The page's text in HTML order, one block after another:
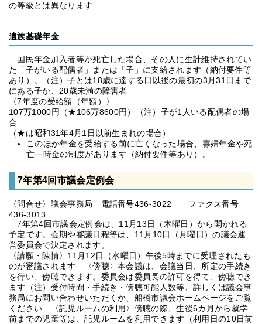
の等級とは異なります
遺族基礎年金
国民年金加入者等が死亡した場合、その人に生計維持されてい
た「子がいる配偶者」または「子」に支給されます（納付要件等
あり）。（注）子とは18歳に達する日以後の最初の3月31日まで
にある子か、20歳未満の障害者
〈7年度の受給額（年額）〉
107万1000円（★106万8600円）（注）子が1人いる配偶者の場
合
（★は昭和31年4月1日以前生まれの場合）
このほか年金を受給する前に亡くなった場合、寡婦年金や死
亡一時金の制度があります（納付要件等あり）。
7年第4回市議会定例会
〈問合せ〉議会事務局 電話番号436-3022 ファクス番号
436-3013
7年第4回市議会定例会は、11月13日（木曜日）から開かれる
予定です。会期や審議日程等は、11月10日（月曜日）の議会運
営委員会で決定されます。
〈請願・陳情〉11月12日（水曜日）午後5時までに受理されたも
のが審議されます 〈傍聴〉本会議は、会議当日、所定の手続き
を行い、傍聴できます。委員会は委員長の許可を得て、傍聴でき
ます（注）受付時間・手続き・傍聴可能人数等、詳しくは議会事
務局にお問い合わせいただくか、船橋市議会ホームページをご覧
ください 〈託児ルームの利用〉傍聴の際、生後6カ月から就学
前までの児童等は、託児ルームを利用できます（利用日の10日前